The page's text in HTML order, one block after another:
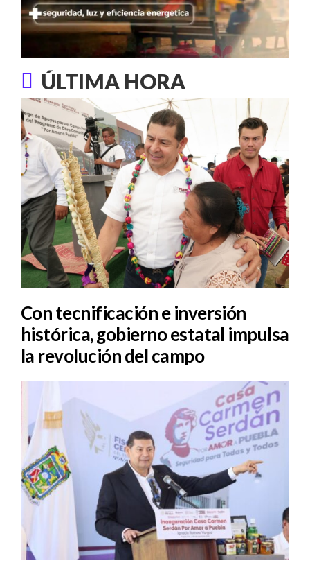
ÚLTIMA HORA
Con tecnificación e inversión
histórica, gobierno estatal impulsa
la revolución del campo